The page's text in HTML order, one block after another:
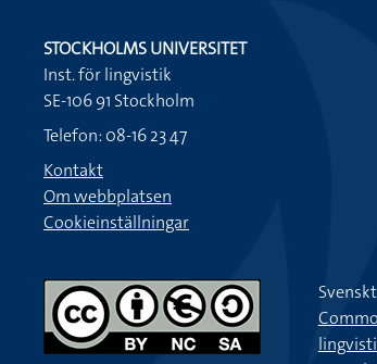
STOCKHOLMS UNIVERSITET
Inst. för lingvistik
SE-106 91 Stockholm
Telefon: 08-16 23 47
Kontakt
Om webbplatsen
Cookieinställningar